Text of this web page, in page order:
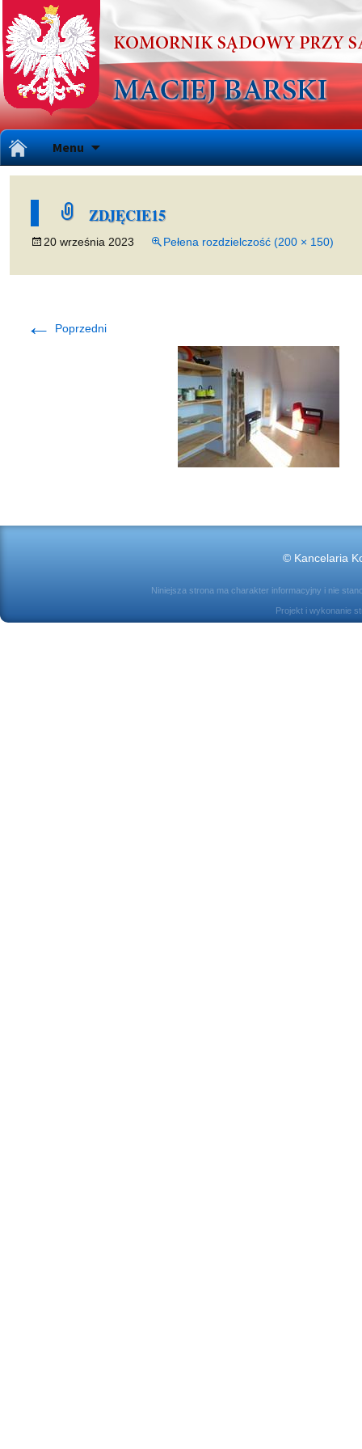
Menu
do
ZDJĘCIE15
20 września 2023 Pełena rozdzielczość (200 × 150)
← Poprzedni
© Kancelaria
Niniejsza strona ma charakter informacyjny i nie
Projekt i wykonanie